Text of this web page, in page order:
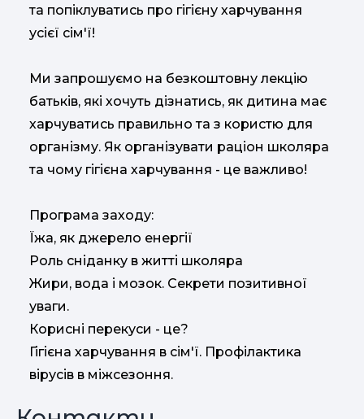
та попіклуватись про гігієну харчування
усієї сім'ї!
Ми запрошуємо на безкоштовну лекцію
батьків, які хочуть дізнатись, як дитина має
харчуватись правильно та з користю для
організму. Як організувати раціон школяра
та чому гігієна харчування - це важливо!
Програма заходу:
Їжа, як джерело енергії
Роль сніданку в житті школяра
Жири, вода і мозок. Секрети позитивної
уваги.
Корисні перекуси - це?
Гігієна харчування в сім'ї. Профілактика
вірусів в міжсезоння.